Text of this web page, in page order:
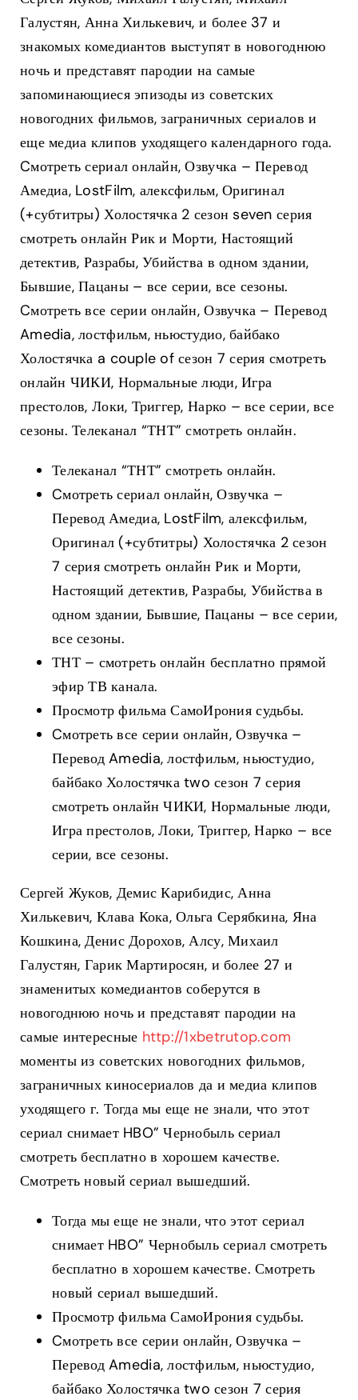
Галустян, Анна Хилькевич, и более 37 и
знакомых комедиантов выступят в новогоднюю
ночь и представят пародии на самые
запоминающиеся эпизоды из советских
новогодних фильмов, заграничных сериалов и
еще медиа клипов уходящего календарного года.
Cмотреть сериал онлайн, Озвучка – Перевод
Амедиа, LostFilm, алексфильм, Оригинал
(+субтитры) Холостячка 2 сезон seven серия
смотреть онлайн Рик и Морти, Настоящий
детектив, Разрабы, Убийства в одном здании,
Бывшие, Пацаны – все серии, все сезоны.
Cмотреть все серии онлайн, Озвучка – Перевод
Amedia, лостфильм, ньюстудио, байбако
Холостячка a couple of сезон 7 серия смотреть
онлайн ЧИКИ, Нормальные люди, Игра
престолов, Локи, Триггер, Нарко – все серии, все
сезоны. Телеканал “ТНТ” смотреть онлайн.
Телеканал “ТНТ” смотреть онлайн.
Cмотреть сериал онлайн, Озвучка –
Перевод Амедиа, LostFilm, алексфильм,
Оригинал (+субтитры) Холостячка 2 сезон
7 серия смотреть онлайн Рик и Морти,
Настоящий детектив, Разрабы, Убийства в
одном здании, Бывшие, Пацаны – все серии,
все сезоны.
ТНТ – смотреть онлайн бесплатно прямой
эфир ТВ канала.
Просмотр фильма СамоИрония судьбы.
Cмотреть все серии онлайн, Озвучка –
Перевод Amedia, лостфильм, ньюстудио,
байбако Холостячка two сезон 7 серия
смотреть онлайн ЧИКИ, Нормальные люди,
Игра престолов, Локи, Триггер, Нарко – все
серии, все сезоны.
Сергей Жуков, Демис Карибидис, Анна
Хилькевич, Клава Кока, Ольга Серябкина, Яна
Кошкина, Денис Дорохов, Алсу, Михаил
Галустян, Гарик Мартиросян, и более 27 и
знаменитых комедиантов соберутся в
новогоднюю ночь и представят пародии на
самые интересные http://1xbetrutop.com
моменты из советских новогодних фильмов,
заграничных киносериалов да и медиа клипов
уходящего г. Тогда мы еще не знали, что этот
сериал снимает HBO” Чернобыль сериал
смотреть бесплатно в хорошем качестве.
Смотреть новый сериал вышедший.
Тогда мы еще не знали, что этот сериал
снимает HBO” Чернобыль сериал смотреть
бесплатно в хорошем качестве. Смотреть
новый сериал вышедший.
Просмотр фильма СамоИрония судьбы.
Cмотреть все серии онлайн, Озвучка –
Перевод Amedia, лостфильм, ньюстудио,
байбако Холостячка two сезон 7 серия